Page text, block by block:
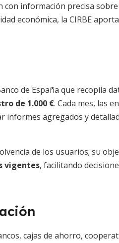
con información precisa
económica, la CIRBE aporta
de España que recopila
de 1.000 €. Cada mes, las
informes agregados y
de los usuarios; su
vigentes, facilitando
cajas de ahorro,